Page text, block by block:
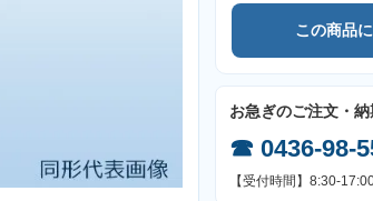
この商品
お急ぎのご注文・
☎ 0436-98-
【受付時間】8:30-